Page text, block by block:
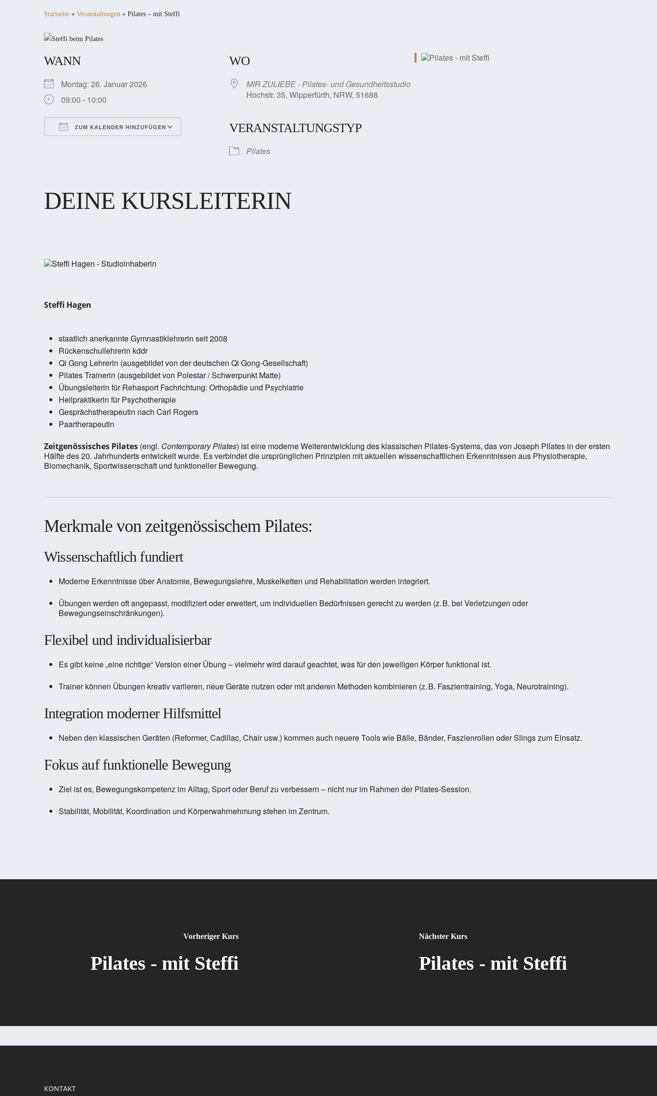
Startseite » Veranstaltungen » Pilates – mit Steffi
WANN
Montag: 26. Januar 2026
09:00 - 10:00
ZUM KALENDER HINZUFÜGEN
WO
MIR ZULIEBE - Pilates- und Gesundheitsstudio
Hochstr. 35, Wipperfürth, NRW, 51688
VERANSTALTUNGSTYP
Pilates
DEINE KURSLEITERIN
Steffi Hagen
staatlich anerkannte Gymnastiklehrerin seit 2008
Rückenschullehrerin kddr
Qi Gong Lehrerin (ausgebildet von der deutschen Qi Gong-Gesellschaft)
Pilates Trainerin (ausgebildet von Polestar / Schwerpunkt Matte)
Übungsleiterin für Rehasport Fachrichtung: Orthopädie und Psychiatrie
Heilpraktikerin für Psychotherapie
Gesprächstherapeutin nach Carl Rogers
Paartherapeutin
Zeitgenössisches Pilates (engl. Contemporary Pilates) ist eine moderne Weiterentwicklung des klassischen Pilates-Systems, das von Joseph Pilates in der ersten
Hälfte des 20. Jahrhunderts entwickelt wurde. Es verbindet die ursprünglichen Prinzipien mit aktuellen wissenschaftlichen Erkenntnissen aus Physiotherapie,
Biomechanik, Sportwissenschaft und funktioneller Bewegung.
Merkmale von zeitgenössischem Pilates:
Wissenschaftlich fundiert
Moderne Erkenntnisse über Anatomie, Bewegungslehre, Muskelketten und Rehabilitation werden integriert.
Übungen werden oft angepasst, modifiziert oder erweitert, um individuellen Bedürfnissen gerecht zu werden (z. B. bei Verletzungen oder
Bewegungseinschränkungen).
Flexibel und individualisierbar
Es gibt keine „eine richtige“ Version einer Übung – vielmehr wird darauf geachtet, was für den jeweiligen Körper funktional ist.
Trainer können Übungen kreativ variieren, neue Geräte nutzen oder mit anderen Methoden kombinieren (z. B. Faszientraining, Yoga, Neurotraining).
Integration moderner Hilfsmittel
Neben den klassischen Geräten (Reformer, Cadillac, Chair usw.) kommen auch neuere Tools wie Bälle, Bänder, Faszienrollen oder Slings zum Einsatz.
Fokus auf funktionelle Bewegung
Ziel ist es, Bewegungskompetenz im Alltag, Sport oder Beruf zu verbessern – nicht nur im Rahmen der Pilates-Session.
Stabilität, Mobilität, Koordination und Körperwahrnehmung stehen im Zentrum.
Vorheriger Kurs
Pilates - mit Steffi
Nächster Kurs
Pilates - mit Steffi
KONTAKT